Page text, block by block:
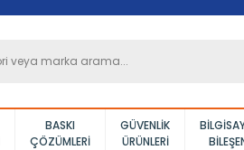
BASKI
ÇÖZÜMLERI
GÜVENLIK
ÜRÜNLERI